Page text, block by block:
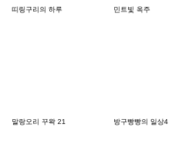
띠링구리의 하루 민트빛 옥주
말랑오리 꾸왁 21 방구빵빵의 일상4